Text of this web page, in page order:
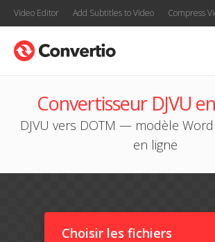
Video Editor Add Subtitles to Video Compress
Convertisseur DJVU
DJVU vers DOTM — modèle
en ligne
Choisir les fichiers